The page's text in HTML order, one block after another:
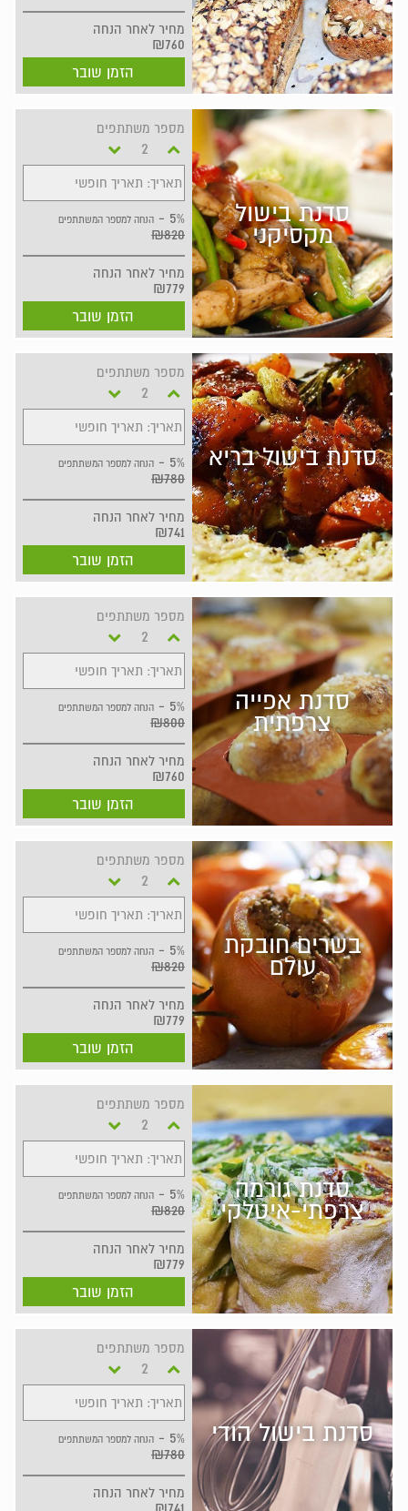
מחיר לאחר הנחה
₪760
הזמן שובר
סדנת בישול
מקסיקני
מספר משתתפים
תאריך: תאריך חופשי
5% - הנחה למספר המשתתפים
₪820
מחיר לאחר הנחה
₪779
הזמן שובר
סדנת בישול בריא
מספר משתתפים
תאריך: תאריך חופשי
5% - הנחה למספר המשתתפים
₪780
מחיר לאחר הנחה
₪741
הזמן שובר
סדנת אפייה
צרפתית
מספר משתתפים
תאריך: תאריך חופשי
5% - הנחה למספר המשתתפים
₪800
מחיר לאחר הנחה
₪760
הזמן שובר
בשרים חובקת
עולם
מספר משתתפים
תאריך: תאריך חופשי
5% - הנחה למספר המשתתפים
₪820
מחיר לאחר הנחה
₪779
הזמן שובר
סדנת גורמה
צרפתי-איטלקי
מספר משתתפים
תאריך: תאריך חופשי
5% - הנחה למספר המשתתפים
₪820
מחיר לאחר הנחה
₪779
הזמן שובר
סדנת בישול הודי
מספר משתתפים
תאריך: תאריך חופשי
5% - הנחה למספר המשתתפים
₪780
מחיר לאחר הנחה
₪741